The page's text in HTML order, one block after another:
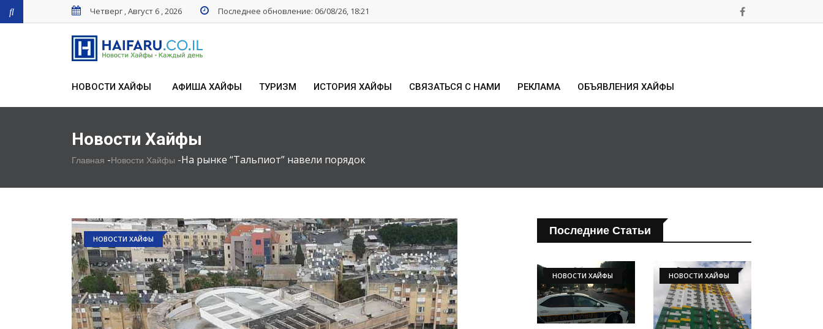
Четверг , Август 6 , 2026 Последнее обновление: 06/08/26, 18:21
НОВОСТИ ХАЙФЫ АФИША ХАЙФЫ ТУРИЗМ ИСТОРИЯ ХАЙФЫ СВЯЗАТЬСЯ С НАМИ РЕКЛАМА ОБЪЯВЛЕНИЯ ХАЙФЫ
Новости Хайфы
Главная -Новости Хайфы -На рынке “Тальпиот” навели порядок
НОВОСТИ ХАЙФЫ
Последние Статьи
НОВОСТИ ХАЙФЫ НОВОСТИ ХАЙФЫ